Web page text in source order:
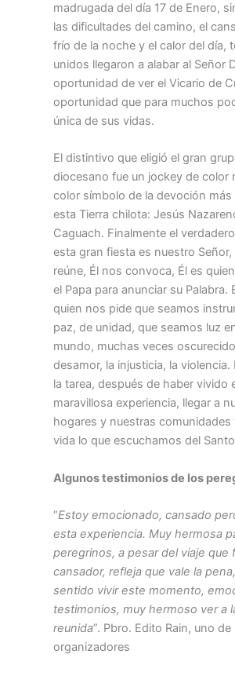
madrugada del día 17 de Enero,
las dificultades del camino, el
frío de la noche y el calor del día,
unidos llegaron a alabar al Señor
oportunidad de ver el Vicario de
oportunidad que para muchos
única de sus vidas.
El distintivo que eligió el gran
diocesano fue un jockey de color
color símbolo de la devoción más
esta Tierra chilota: Jesús
Caguach. Finalmente el
esta gran fiesta es nuestro Señor,
reúne, Él nos convoca, Él es
el Papa para anunciar su Palabra.
quien nos pide que seamos
paz, de unidad, que seamos luz
mundo, muchas veces
desamor, la injusticia, la violencia.
la tarea, después de haber vivido
maravillosa experiencia, llegar a
hogares y nuestras comunidades
vida lo que escuchamos del
Algunos testimonios de los
“Estoy emocionado, cansado
esta experiencia. Muy hermosa
peregrinos, a pesar del viaje que
cansador, refleja que vale la
sentido vivir este momento,
testimonios, muy hermoso ver a
reunida”. Pbro. Edito Rain, uno de
organizadores